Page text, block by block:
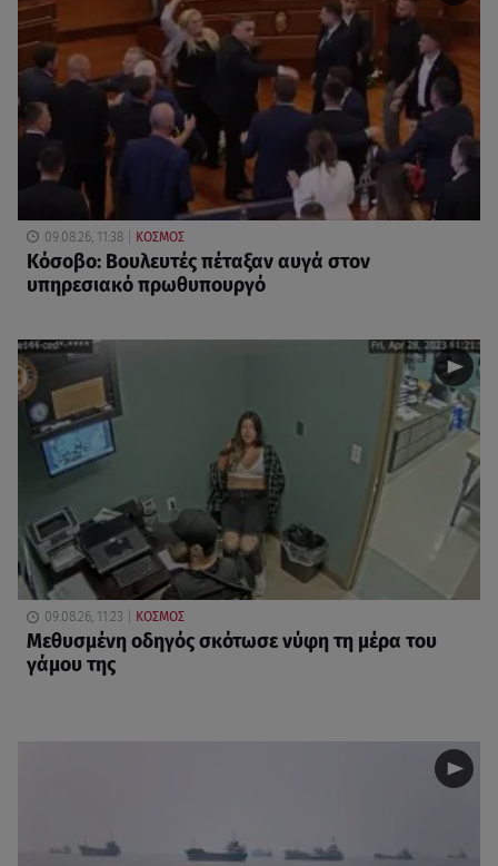
09.08.26, 11:38 ΚΟΣΜΟΣ
Κόσοβο: Βουλευτές πέταξαν αυγά στον
υπηρεσιακό πρωθυπουργό
09.08.26, 11:23 ΚΟΣΜΟΣ
Μεθυσμένη οδηγός σκότωσε νύφη τη μέρα του
γάμου της